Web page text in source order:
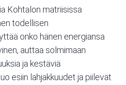
Kohtalon matriisissa
todellisen
onko hänen energiansa
auttaa solmimaan
ja kestäviä
esiin lahjakkuudet ja piilevät